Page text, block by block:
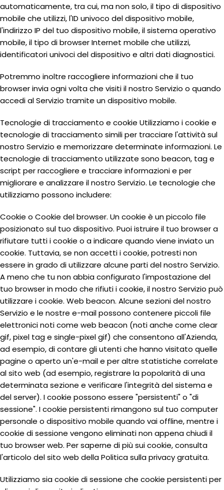
automaticamente, tra cui, ma non solo, il tipo di dispositivo
mobile che utilizzi, l'ID univoco del dispositivo mobile,
l'indirizzo IP del tuo dispositivo mobile, il sistema operativo
mobile, il tipo di browser Internet mobile che utilizzi,
identificatori univoci del dispositivo e altri dati diagnostici.
Potremmo inoltre raccogliere informazioni che il tuo
browser invia ogni volta che visiti il nostro Servizio o quando
accedi al Servizio tramite un dispositivo mobile.
Tecnologie di tracciamento e cookie Utilizziamo i cookie e
tecnologie di tracciamento simili per tracciare l'attività sul
nostro Servizio e memorizzare determinate informazioni. Le
tecnologie di tracciamento utilizzate sono beacon, tag e
script per raccogliere e tracciare informazioni e per
migliorare e analizzare il nostro Servizio. Le tecnologie che
utilizziamo possono includere:
Cookie o Cookie del browser. Un cookie è un piccolo file
posizionato sul tuo dispositivo. Puoi istruire il tuo browser a
rifiutare tutti i cookie o a indicare quando viene inviato un
cookie. Tuttavia, se non accetti i cookie, potresti non
essere in grado di utilizzare alcune parti del nostro Servizio.
A meno che tu non abbia configurato l'impostazione del
tuo browser in modo che rifiuti i cookie, il nostro Servizio può
utilizzare i cookie. Web beacon. Alcune sezioni del nostro
Servizio e le nostre e-mail possono contenere piccoli file
elettronici noti come web beacon (noti anche come clear
gif, pixel tag e single-pixel gif) che consentono all'Azienda,
ad esempio, di contare gli utenti che hanno visitato quelle
pagine o aperto un'e-mail e per altre statistiche correlate
al sito web (ad esempio, registrare la popolarità di una
determinata sezione e verificare l'integrità del sistema e
del server). I cookie possono essere "persistenti" o "di
sessione". I cookie persistenti rimangono sul tuo computer
personale o dispositivo mobile quando vai offline, mentre i
cookie di sessione vengono eliminati non appena chiudi il
tuo browser web. Per saperne di più sui cookie, consulta
l'articolo del sito web della Politica sulla privacy gratuita.
Utilizziamo sia cookie di sessione che cookie persistenti per